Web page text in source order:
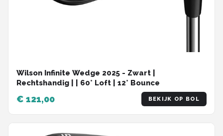
Wilson Infinite Wedge 2025 - Zwart |
Rechtshandig | | 60° Loft | 12° Bounce
€ 121,00 BEKIJK OP BOL